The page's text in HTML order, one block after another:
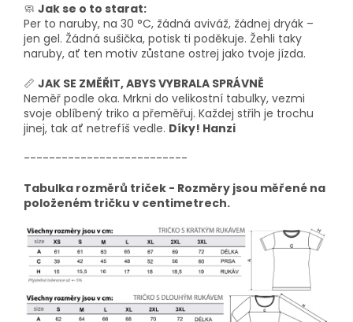
🧼 Jak se o to starat:
Per to naruby, na 30 °C, žádná aviváž, žádnej dryák –
jen gel. Žádná sušička, potisk ti poděkuje. Žehli taky
naruby, ať ten motiv zůstane ostrej jako tvoje jízda.
📏 JAK SE ZMĚŘIT, ABYS VYBRALA SPRÁVNĚ
Neměř podle oka. Mrkni do velikostní tabulky, vezmi
svoje oblíbený triko a přeměřuj. Každej střih je trochu
jinej, tak ať netrefíš vedle. Díky! Hanzi
--------------------------
Tabulka rozměrů triček - Rozměry jsou měřené na
položeném tričku v centimetrech.